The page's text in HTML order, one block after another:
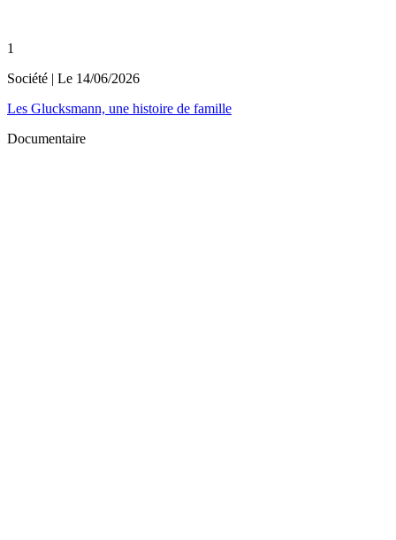
1
Société | Le 14/06/2026
Les Glucksmann, une histoire de famille
Documentaire